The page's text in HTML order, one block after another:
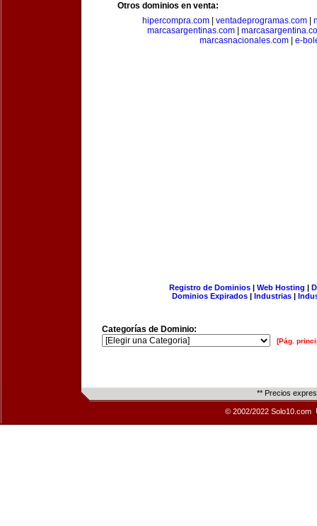
Otros dominios en venta:
hipercompra.com
ventadeprogramas.com
marcasargentinas.com
marcasnacionales.com| e-
Registro de Dominios| Web Hosting |
Dominios Expirados | Industrias |
Categorías de Dominio:
[Pág.
** Precios
© 2002/2022 Solo10.com